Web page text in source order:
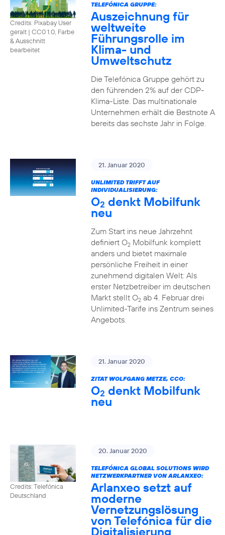
Credits: Pixabay User
geralt | CC0 1.0, Farbe
& Ausschnitt
bearbeitet
TELEFÓNICA GRUPPE:
Auszeichnung für
weltweite
Führungsrolle im
Klima- und
Umweltschutz
Die Telefónica Gruppe gehört zu
den führenden 2% auf der CDP-
Klima-Liste. Das multinationale
Unternehmen erhält die Bestnote A
bereits das sechste Jahr in Folge.
21. Januar 2020
UNLIMITED TRIFFT AUF
INDIVIDUALISIERUNG:
O2 denkt Mobilfunk
neu
Zum Start ins neue Jahrzehnt
definiert O2Mobilfunk komplett
anders und bietet maximale
persönliche Freiheit in einer
zunehmend digitalen Welt: Als
erster Netzbetreiber im deutschen
Markt stellt O2ab 4. Februar drei
Unlimited-Tarife ins Zentrum seines
Angebots.
21. Januar 2020
ZITAT WOLFGANG METZE, CCO:
O2 denkt Mobilfunk
neu
Credits: Telefónica
Deutschland
20. Januar 2020
TELEFÓNICA GLOBAL SOLUTIONS WIRD
NETZWERKPARTNER VON ARLANXEO:
Arlanxeo setzt auf
moderne
Vernetzungslösung
von Telefónica für die
Digitalisierung